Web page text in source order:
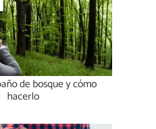
de bosque y cómo
hacerlo